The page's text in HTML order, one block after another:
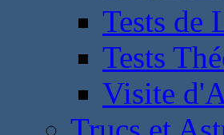
Tests de
Tests
Visite